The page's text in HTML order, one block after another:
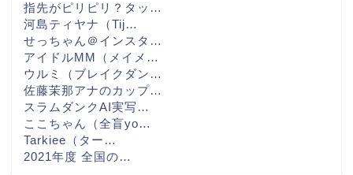
指先がピリピリ？タッ…
河島ティヤナ（Tij…
せっちゃん＠インスタ…
アイドルMM（メイメ…
ウルミ（ブレイクダン…
佐藤茉那アナのカップ…
スラムダンクAI実写…
ここちゃん（全盲yo…
Tarkiee（ター…
2021年度 全国の…